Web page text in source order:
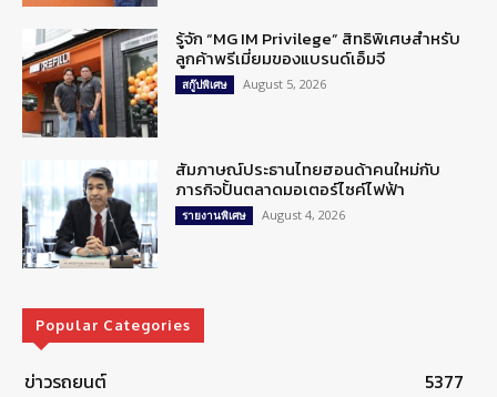
รู้จัก “MG IM Privilege” สิทธิพิเศษสำหรับ
ลูกค้าพรีเมี่ยมของแบรนด์เอ็มจี
สกู๊ปพิเศษ August 5, 2026
สัมภาษณ์ประธานไทยฮอนด้าคนใหม่กับ
ภารกิจปั้นตลาดมอเตอร์ไซค์ไฟฟ้า
รายงานพิเศษ August 4, 2026
Popular Categories
ข่าวรถยนต์
5377